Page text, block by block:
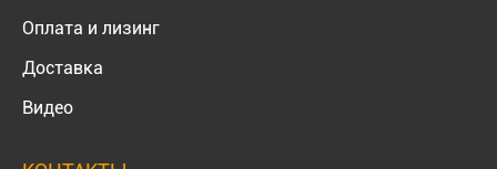
Оплата и лизинг
Доставка
Видео